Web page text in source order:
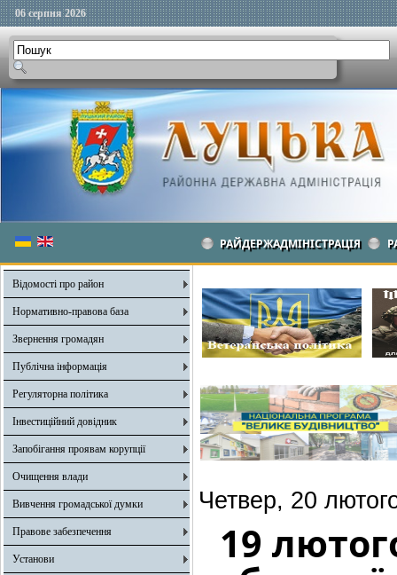
06 серпня 2026
РАЙДЕРЖАДМІНІСТРАЦІЯ
Відомості про район
Нормативно-правова база
Звернення громадян
Публічна інформація
Регуляторна політика
Інвестиційний довідник
Запобігання проявам корупції
Очищення влади
Вивчення громадської думки
Правове забезпечення
Установи
Четвер, 20
19